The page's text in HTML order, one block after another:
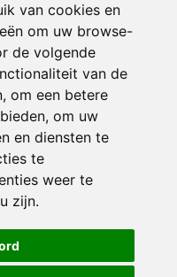
van cookies en
om uw browse-
de volgende
van de
, om een betere
, om uw
en diensten te
te
weer te
zijn.
voorbehouden
|RSIN en Anbi